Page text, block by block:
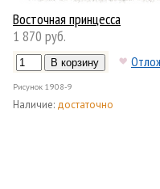
Восточная принцесса
1 870 руб.
Рисунок 1908-9
Наличие: достаточно